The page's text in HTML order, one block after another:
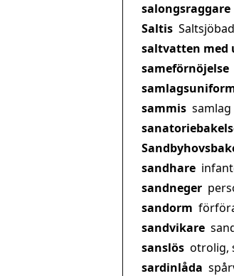
salongsraggare
Saltis
saltvatten med
sameförnöjelse
sammis samlag
sandhare
sandneger
sandorm
sandvikare
sanslös otrolig,
sardinlåda